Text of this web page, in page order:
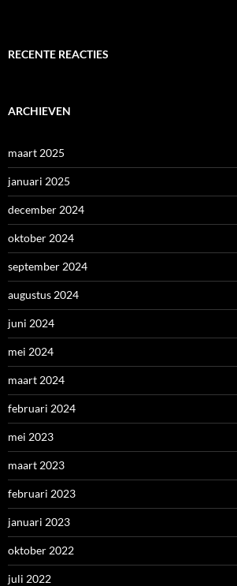
RECENTE REACTIES
ARCHIEVEN
maart 2025
januari 2025
december 2024
oktober 2024
september 2024
augustus 2024
juni 2024
mei 2024
maart 2024
februari 2024
mei 2023
maart 2023
februari 2023
januari 2023
oktober 2022
juli 2022